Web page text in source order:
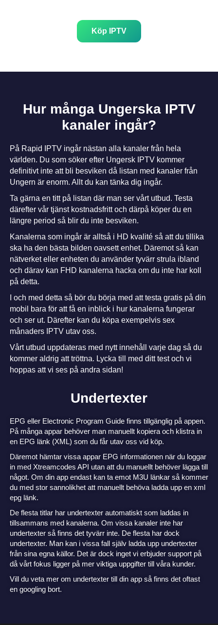
Köp IPTV
Hur många Ungerska IPTV
kanaler ingår?
På Rapid IPTV ingår nästan alla kanaler från hela
världen. Du som söker efter Ungersk IPTV kommer
definitivt inte att bli besviken då listan med kanaler från
Ungern är enorm. Allt du kan tänka dig ingår.
Ta gärna en titt på listan där man ser vårt utbud. Testa
därefter vår tjänst kostnadsfritt och därpå köper du en
längre period så blir du inte besviken.
Kanalerna som ingår är alltså i HD kvalité så att du tillika
ska ha den bästa bilden oavsett enhet. Däremot så kan
nätverket eller enheten du använder tyvärr strula ibland
och därav kan FHD kanalerna hacka om du inte har koll
på detta.
I och med detta så bör du börja med att testa gratis på din
mobil bara för att få en inblick i hur kanalerna fungerar
och ser ut. Därefter kan du köpa exempelvis sex
månaders IPTV utav oss.
Vårt utbud uppdateras med nytt innehåll varje dag så du
kommer aldrig att tröttna. Lycka till med ditt test och vi
hoppas att vi ses på andra sidan!
Undertexter
EPG eller Electronic Program Guide finns tillgänglig på appen.
På många appar behöver man manuellt kopiera och klistra in
en EPG länk (XML) som du får utav oss vid köp.
Däremot hämtar vissa appar EPG informationen när du loggar
in med Xtreamcodes API utan att du manuellt behöver lägga till
något. Om din app endast kan ta emot M3U länkar så kommer
du med stor sannolikhet att manuellt behöva ladda upp en xml
epg länk.
De flesta titlar har undertexter automatiskt som laddas in
tillsammans med kanalerna. Om vissa kanaler inte har
undertexter så finns det tyvärr inte. De flesta har dock
undertexter. Man kan i vissa fall själv ladda upp undertexter
från sina egna källor. Det är dock inget vi erbjuder support på
då vårt fokus ligger på mer viktiga uppgifter till våra kunder.
Vill du veta mer om undertexter till din app så finns det oftast
en googling bort.